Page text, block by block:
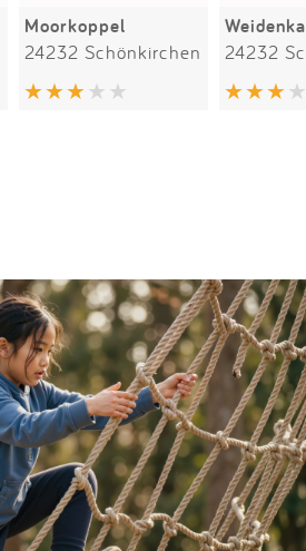
Moorkoppel
24232 Schönkirchen 24232